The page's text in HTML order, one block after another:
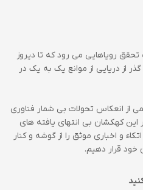
رویاهایی می رود که تا دیروز
از دریایی از موانع یک به یک در
از انعکاس تحولات بی شمار فناوری
این کهکشان بی انتهای یافته های
و اخباری موثق را از گوشه و کنار
خود قرار دهیم.